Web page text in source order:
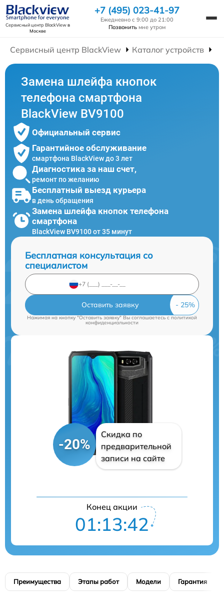
Сервисный центр BlackViewв
Москве
+7 (495) 023-41-97
Ежедневно с 9:00 до 21:00
Позвонить мне утром
Сервисный центр BlackView Каталог устройств
Замена шлейфа кнопок
телефона смартфона
BlackView BV9100
Официальный сервис
Гарантийное обслуживание
смартфона BlackView до 3 лет
Диагностика за наш счет,
ремонт по желанию
Бесплатный выезд курьера
в день обращения
Замена шлейфа кнопок телефона
смартфона
BlackView BV9100 от 35 минут
Бесплатная консультация со
специалистом
Оставить заявку
Нажимая на кнопку "Оставить заявку" Вы соглашаетесь cполитикой
конфиденциальности
-20%
Скидка по
предварительной
записи на сайте
Конец акции
01:13:41
Преимущества Этапы работ Модели Гарантия